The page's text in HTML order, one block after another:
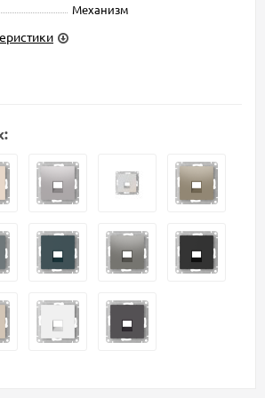
Механизм